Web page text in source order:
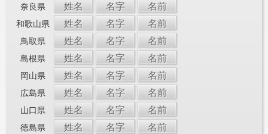
奈良県 姓名 名字 名前
和歌山県 姓名 名字 名前
鳥取県 姓名 名字 名前
島根県 姓名 名字 名前
岡山県 姓名 名字 名前
広島県 姓名 名字 名前
山口県 姓名 名字 名前
徳島県 姓名 名字 名前